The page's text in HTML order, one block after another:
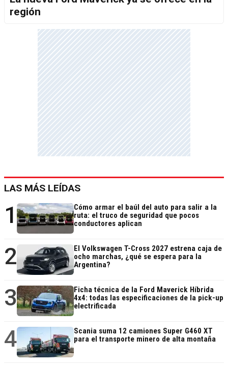
región
LAS MÁS LEÍDAS
1
Cómo armar el baúl del auto para salir a la
ruta: el truco de seguridad que pocos
conductores aplican
2
El Volkswagen T-Cross 2027 estrena caja de
ocho marchas, ¿qué se espera para la
Argentina?
3
Ficha técnica de la Ford Maverick Híbrida
4x4: todas las especificaciones de la pick-up
electrificada
4
Scania suma 12 camiones Super G460 XT
para el transporte minero de alta montaña